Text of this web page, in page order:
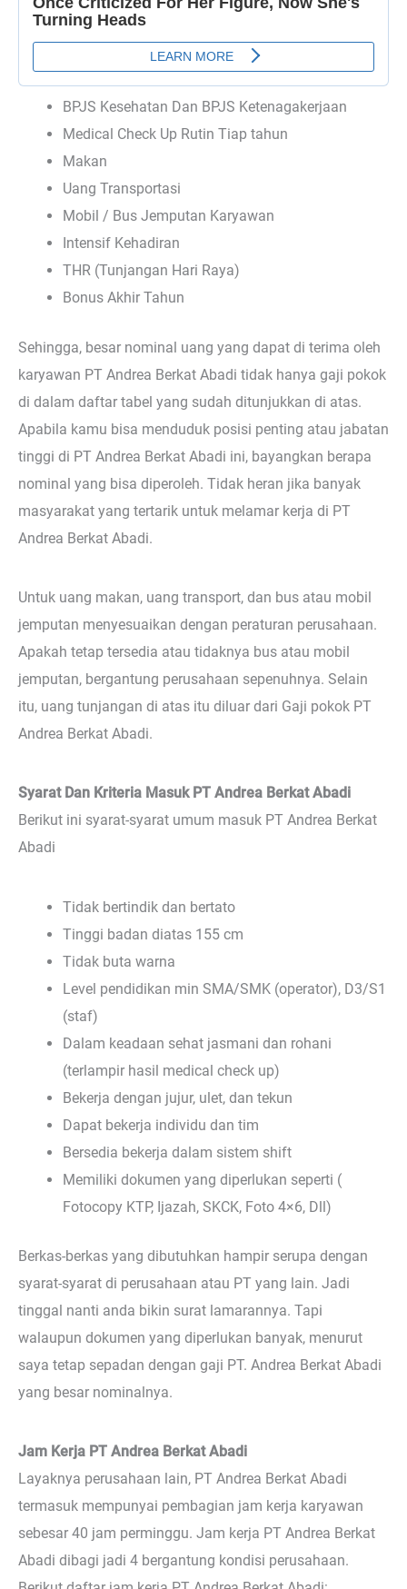
BPJS Kesehatan Dan BPJS Ketenagakerjaan
Medical Check Up Rutin Tiap tahun
Makan
Uang Transportasi
Mobil / Bus Jemputan Karyawan
Intensif Kehadiran
THR (Tunjangan Hari Raya)
Bonus Akhir Tahun
Sehingga, besar nominal uang yang dapat di terima oleh
karyawan PT Andrea Berkat Abadi tidak hanya gaji pokok
di dalam daftar tabel yang sudah ditunjukkan di atas.
Apabila kamu bisa menduduk posisi penting atau jabatan
tinggi di PT Andrea Berkat Abadi ini, bayangkan berapa
nominal yang bisa diperoleh. Tidak heran jika banyak
masyarakat yang tertarik untuk melamar kerja di PT
Andrea Berkat Abadi.
Untuk uang makan, uang transport, dan bus atau mobil
jemputan menyesuaikan dengan peraturan perusahaan.
Apakah tetap tersedia atau tidaknya bus atau mobil
jemputan, bergantung perusahaan sepenuhnya. Selain
itu, uang tunjangan di atas itu diluar dari Gaji pokok PT
Andrea Berkat Abadi.
Syarat Dan Kriteria Masuk PT Andrea Berkat Abadi
Berikut ini syarat-syarat umum masuk PT Andrea Berkat
Abadi
Tidak bertindik dan bertato
Tinggi badan diatas 155 cm
Tidak buta warna
Level pendidikan min SMA/SMK (operator), D3/S1
(staf)
Dalam keadaan sehat jasmani dan rohani
(terlampir hasil medical check up)
Bekerja dengan jujur, ulet, dan tekun
Dapat bekerja individu dan tim
Bersedia bekerja dalam sistem shift
Memiliki dokumen yang diperlukan seperti (
Fotocopy KTP, Ijazah, SKCK, Foto 4×6, Dll)
Berkas-berkas yang dibutuhkan hampir serupa dengan
syarat-syarat di perusahaan atau PT yang lain. Jadi
tinggal nanti anda bikin surat lamarannya. Tapi
walaupun dokumen yang diperlukan banyak, menurut
saya tetap sepadan dengan gaji PT. Andrea Berkat Abadi
yang besar nominalnya.
Jam Kerja PT Andrea Berkat Abadi
Layaknya perusahaan lain, PT Andrea Berkat Abadi
termasuk mempunyai pembagian jam kerja karyawan
sebesar 40 jam perminggu. Jam kerja PT Andrea Berkat
Abadi dibagi jadi 4 bergantung kondisi perusahaan.